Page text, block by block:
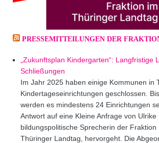
PRESSEMITTEILUNGEN DER
„Zukunftsplan Kindergarten“: Langfristige
Schließungen
Im Jahr 2025 haben einige Kommunen in
Kindertageseinrichtungen geschlossen.
werden es mindestens 24 Einrichtungen
Antwort auf eine Kleine Anfrage von Ulrike
bildungspolitische Sprecherin der Fraktion
Thüringer Landtag, hervorgeht. Die